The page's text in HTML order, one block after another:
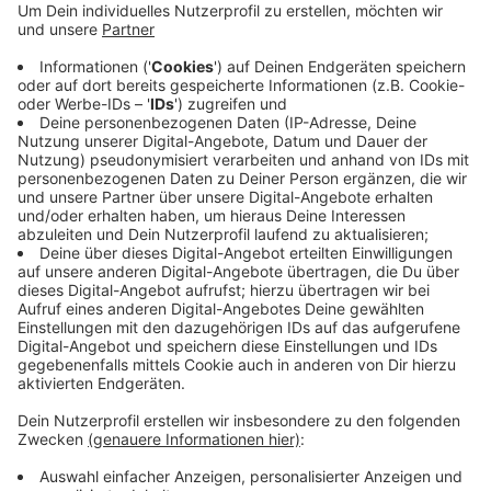
zunächst um die Stadt Essen. Beide Seiten haben
Donnerstag (05.12.19) soll es ein Ergebnis geben.
Und das hat für Wuppertal vielleicht
Vorbildcharakter. Die Vergleichsverhandlungen für
unsere Stadt sollen wie berichtet im Februar
stattfinden.
Veröffentlicht:Donnerstag, 28.11.2019 06:48
Anzeige
Anzeige